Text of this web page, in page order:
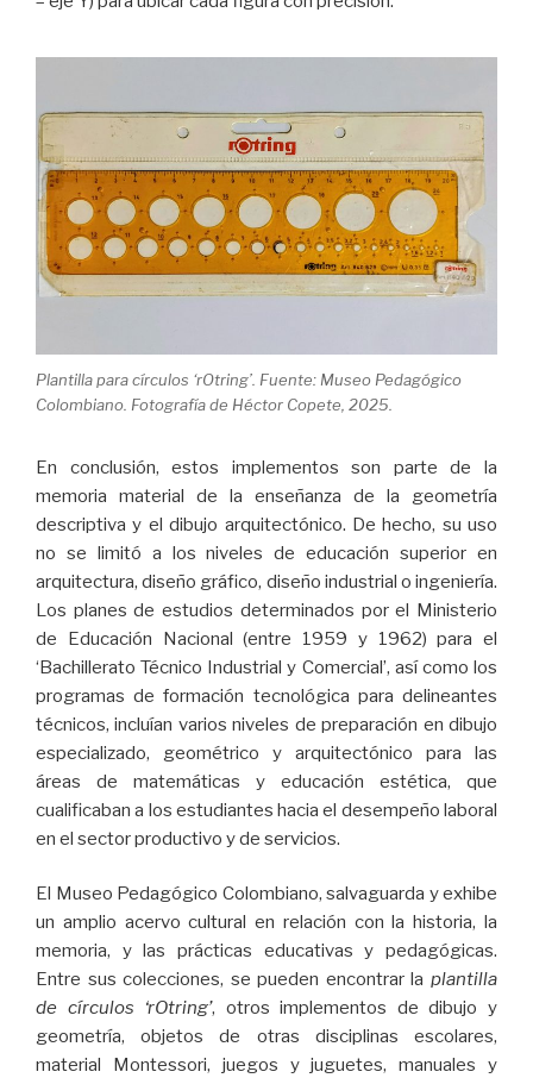
Plantilla para círculos ‘rOtring’. Fuente: Museo Pedagógico
Colombiano. Fotografía de Héctor Copete, 2025.
En conclusión, estos implementos son parte de la
memoria material de la enseñanza de la geometría
descriptiva y el dibujo arquitectónico. De hecho, su uso
no se limitó a los niveles de educación superior en
arquitectura, diseño gráfico, diseño industrial o ingeniería.
Los planes de estudios determinados por el Ministerio
de Educación Nacional (entre 1959 y 1962) para el
‘Bachillerato Técnico Industrial y Comercial’, así como los
programas de formación tecnológica para delineantes
técnicos, incluían varios niveles de preparación en dibujo
especializado, geométrico y arquitectónico para las
áreas de matemáticas y educación estética, que
cualificaban a los estudiantes hacia el desempeño laboral
en el sector productivo y de servicios.
El Museo Pedagógico Colombiano, salvaguarda y exhibe
un amplio acervo cultural en relación con la historia, la
memoria, y las prácticas educativas y pedagógicas.
Entre sus colecciones, se pueden encontrar la plantilla
de círculos ‘rOtring’, otros implementos de dibujo y
geometría, objetos de otras disciplinas escolares,
material Montessori, juegos y juguetes, manuales y